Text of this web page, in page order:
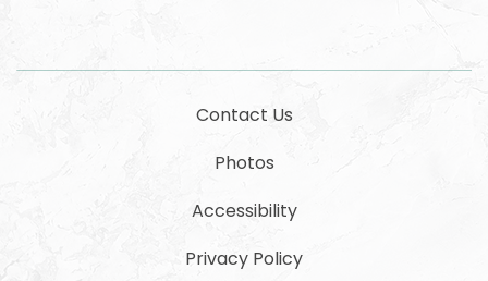
Contact Us
Photos
Accessibility
Privacy Policy